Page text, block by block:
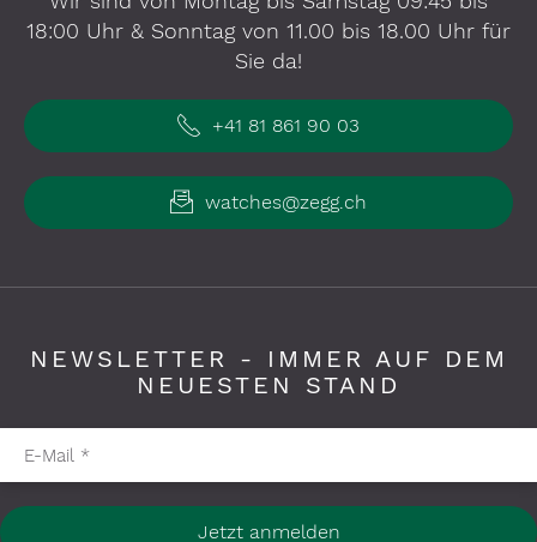
18:00 Uhr & Sonntag von 11.00 bis 18.00 Uhr für
Sie da!
+41 81 861 90 03
watches@zegg.ch
NEWSLETTER - IMMER AUF DEM
NEUESTEN STAND
Pflichtfelder bitte ausfüllen
E-Mail *
Jetzt anmelden